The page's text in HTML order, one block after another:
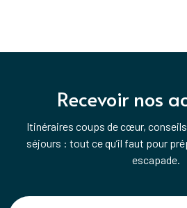
Recevoir nos
Itinéraires coups de cœur,
séjours : tout ce qu’il faut pour
escapade.